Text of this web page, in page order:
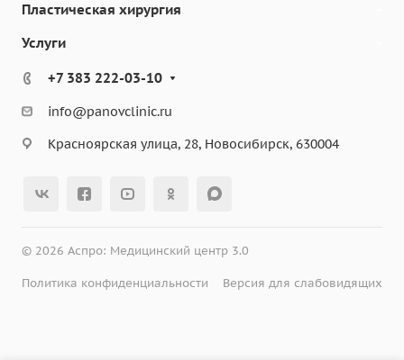
Пластическая хирургия
Услуги
+7 383 222-03-10
info@panovclinic.ru
Красноярская улица, 28, Новосибирск, 630004
© 2026 Аспро: Медицинский центр 3.0
Политика конфиденциальности Версия для слабовидящих